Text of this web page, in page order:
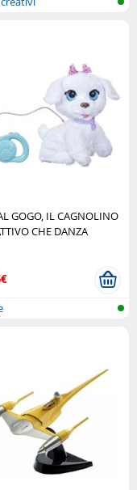
GOGO, IL CAGNOLINO
CHE DANZA